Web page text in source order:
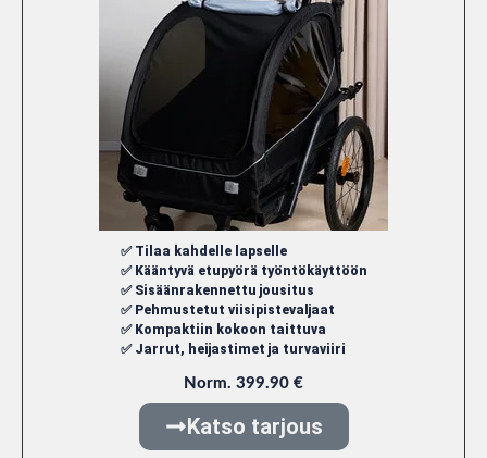
✅ Tilaa kahdelle lapselle
✅ Kääntyvä etupyörä työntökäyttöön
✅ Sisäänrakennettu jousitus
✅ Pehmustetut viisipistevaljaat
✅ Kompaktiin kokoon taittuva
✅ Jarrut, heijastimet ja turvaviiri
Norm. 399.90 €
Katso tarjous